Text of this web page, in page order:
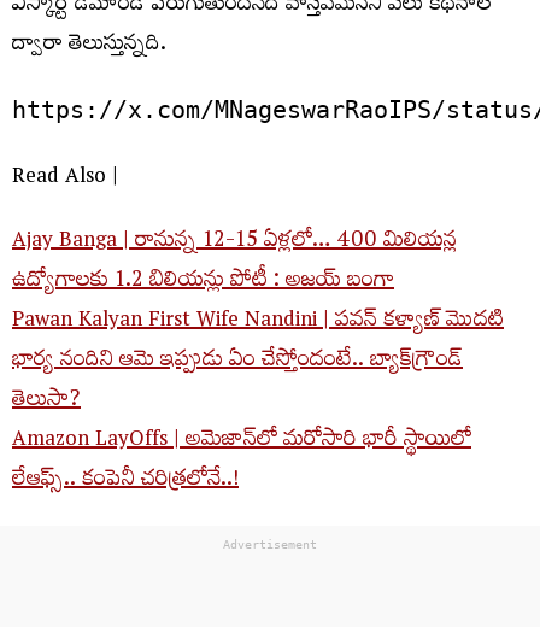
ద్వారా తెలుస్తున్నది.
https://x.com/MNageswarRaoIPS/
Read Also |
Ajay Banga | రానున్న 12-15 ఏళ్లలో… 400 మిలియన్ల
ఉద్యోగాలకు 1.2 బిలియన్లు పోటీ : అజయ్ బంగా
Pawan Kalyan First Wife Nandini | పవన్ కళ్యాణ్ మొదటి
భార్య నందిని ఆమె ఇప్పుడు ఏం చేస్తోందంటే.. బ్యాక్‌గ్రౌండ్
తెలుసా?
Amazon LayOffs | అమెజాన్‌లో మరోసారి భారీ స్థాయిలో
లేఆఫ్స్.. కంపెనీ చరిత్రలోనే..!